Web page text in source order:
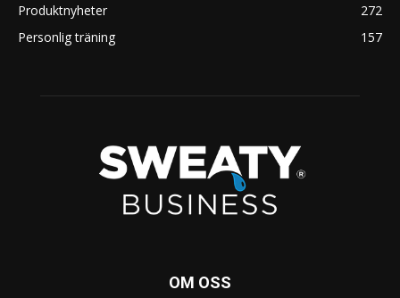
Produktnyheter
272
Personlig träning
157
OM OSS